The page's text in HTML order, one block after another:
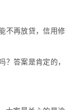
不再放贷，信用修
答案是肯定的，